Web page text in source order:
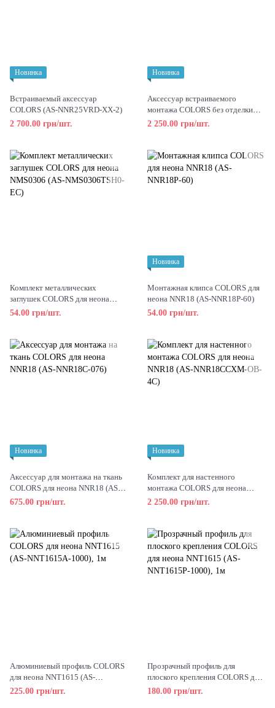
Новинка
Встраиваемый аксессуар
COLORS (AS-NNR25VRD-XX-2)
2 700.00 грн/шт.
Новинка
Аксессуар встраиваемого
монтажа COLORS без отделки
(AS-NNR25VTD-XX-2)
2 250.00 грн/шт.
Комплект металлических
заглушек COLORS для неона
NMS0306 (AS-NMS0306TSH0-
54.00 грн/шт.
Новинка
Монтажная клипса COLORS для
неона NNR18 (AS-NNR18P-60)
54.00 грн/шт.
Новинка
Аксессуар для монтажа на ткань
COLORS для неона NNR18 (AS-
NNR18C-076)
675.00 грн/шт.
Новинка
Комплект для настенного
монтажа COLORS для неона
NNR18 (AS-NNR18CCXM-OB-
2 250.00 грн/шт.
Алюминиевый профиль COLORS
для неона NNT1615 (AS-
NNT1615A-1000), 1м
225.00 грн/шт.
Прозрачный профиль для
плоского крепления COLORS для
неона NNT1615 (AS-NNT1615P-
180.00 грн/шт.